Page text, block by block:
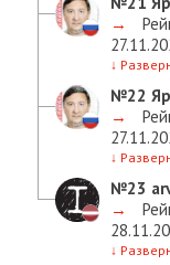
→
↓
№22
→
↓
№23
→
↓